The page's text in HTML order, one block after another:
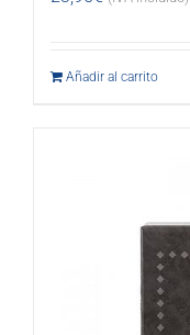
Añadir al carrito